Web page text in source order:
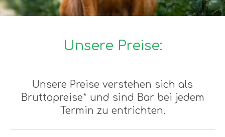
Unsere Preise:
Unsere Preise verstehen sich als
Bruttopreise* und sind Bar bei jedem
Termin zu entrichten.